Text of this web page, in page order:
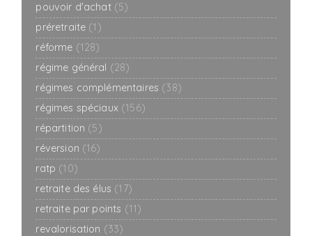
pouvoir d'achat (5)
préretraite (1)
réforme (128)
régime général (28)
régimes complémentaires (38)
régimes spéciaux (156)
répartition (5)
réversion (16)
ratp (10)
retraite des élus (17)
retraite par points (11)
revalorisation (33)